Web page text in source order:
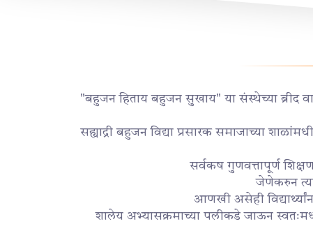
"बहुजन हिताय बहुजन सुखाय" या संस्थेच्या ब्रीद
सह्याद्री बहुजन विद्या प्रसारक समाजाच्या
सर्वकष गुणवत्तापूर्ण शिक्षण
जेणेकरुन
आणखी असेही
शालेय अभ्यासक्रमाच्या पलीकडे जाऊन